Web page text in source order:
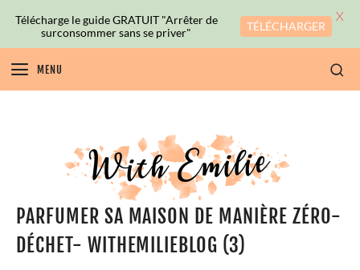
MENU
PARFUMER SA MAISON DE MANIÈRE ZÉRO-
DÉCHET- WITHEMILIEBLOG (3)
Télécharge le guide GRATUIT "Arrêter de
surconsommer sans se priver"
TÉLÉCHARGER
X